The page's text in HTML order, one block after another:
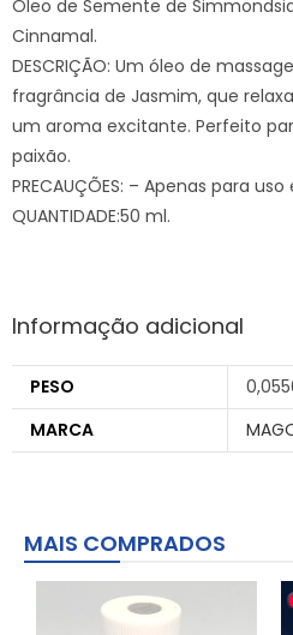
Óleo de Semente de
Cinnamal.
DESCRIÇÃO: Um óleo de
fragrância de Jasmim, que
um aroma excitante. Perfeito
paixão.
PRECAUÇÕES: – Apenas para
QUANTIDADE:50 ml.
Informação adicional
PESO
MARCA
MAIS COMPRADOS